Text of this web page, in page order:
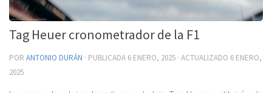
Tag Heuer cronometrador de la F1
POR ANTONIO DURÁN · PUBLICADA 6 ENERO, 2025 · ACTUALIZADO 6 ENERO,
2025